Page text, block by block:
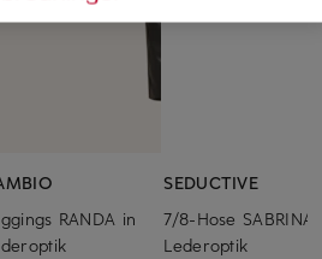
RANDA in
SEDUCTIVE
7/8-Hose SABRINA
Lederoptik